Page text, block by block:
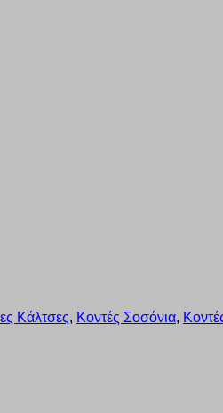
Κάλτσες, Κοντές Σοσόνια,